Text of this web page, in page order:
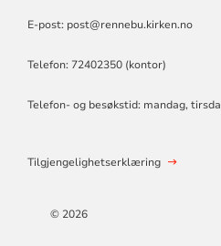
E-post: post@rennebu.kirken.no
Telefon: 72402350 (kontor)
Telefon- og besøkstid: mandag,
Tilgjengelighetserklæring
© 2026